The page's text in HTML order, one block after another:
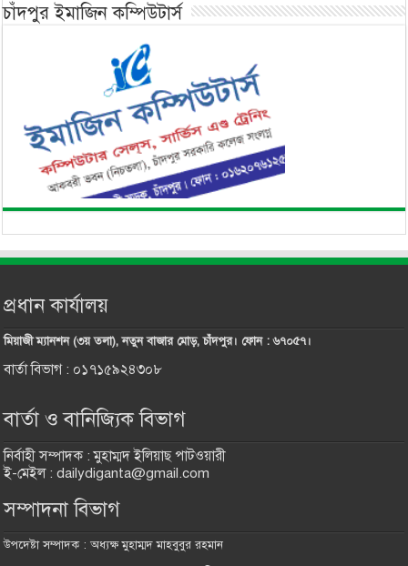
চাঁদপুর ইমাজিন কম্পিউটার্স
প্রধান কার্যালয়
মিয়াজী ম্যানশন (৩য় তলা), নতুন বাজার মোড়, চাঁদপুর। ফোন : ৬৭০৫৭।
বার্তা বিভাগ : ০১৭১৫৯২৪৩০৮
বার্তা ও বানিজ্যিক বিভাগ
নির্বাহী সম্পাদক : মুহাম্মদ ইলিয়াছ পাটওয়ারী
ই-মেইল : dailydiganta@gmail.com
সম্পাদনা বিভাগ
উপদেষ্টা সম্পাদক : অধ্যক্ষ মুহাম্মদ মাহবুবুর রহমান